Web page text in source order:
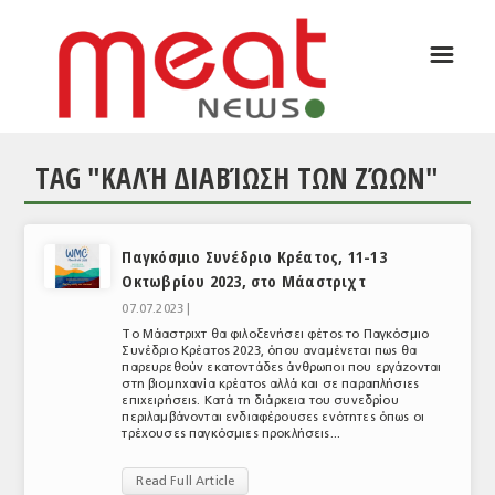
ΕΙΔΗΣΕΙΣ
ΘΕΜΑΤΑ
ΕΥΡΩΠΑΪΚΕΣ ΑΠΟΦΑΣΕΙΣ
☰
TAG "ΚΑΛΉ ΔΙΑΒΊΩΣΗ ΤΩΝ ΖΏΩΝ"
Παγκόσμιο Συνέδριο Κρέατος, 11-13
Οκτωβρίου 2023, στο Μάαστριχτ
07.07.2023 |
Το Μάαστριχτ θα φιλοξενήσει φέτος το Παγκόσμιο
Συνέδριο Κρέατος 2023, όπου αναμένεται πως θα
παρευρεθούν εκατοντάδες άνθρωποι που εργάζονται
στη βιομηχανία κρέατος αλλά και σε παραπλήσιες
επιχειρήσεις. Κατά τη διάρκεια του συνεδρίου
περιλαμβάνονται ενδιαφέρουσες ενότητες όπως οι
τρέχουσες παγκόσμιες προκλήσεις...
Read Full Article